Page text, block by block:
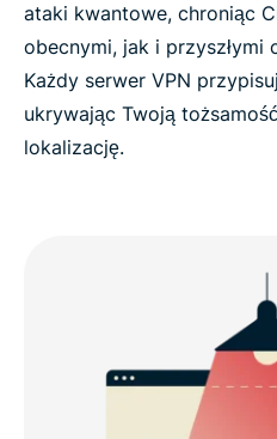
ataki kwantowe, chroniąc
obecnymi, jak i przyszłymi
Każdy serwer VPN
ukrywając Twoją
lokalizację.